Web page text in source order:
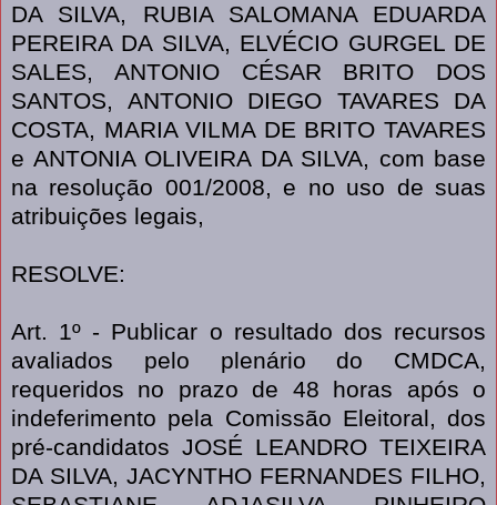
DA SILVA, RUBIA SALOMANA EDUARDA
PEREIRA DA SILVA, ELVÉCIO GURGEL DE
SALES, ANTONIO CÉSAR BRITO DOS
SANTOS, ANTONIO DIEGO TAVARES DA
COSTA, MARIA VILMA DE BRITO TAVARES
e ANTONIA OLIVEIRA DA SILVA, com base
na resolução 001/2008, e no uso de suas
atribuições legais,
RESOLVE:
Art. 1º - Publicar o resultado dos recursos
avaliados pelo plenário do CMDCA,
requeridos no prazo de 48 horas após o
indeferimento pela Comissão Eleitoral, dos
pré-candidatos JOSÉ LEANDRO TEIXEIRA
DA SILVA, JACYNTHO FERNANDES FILHO,